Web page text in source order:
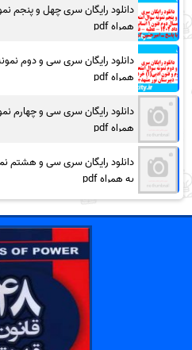
دانلود رایگان سری چهل و پنجم
همراه pdf
دانلود رایگان سری سی و دوم
همراه pdf
دانلود رایگان سری سی و چهارم
همراه pdf
دانلود رایگان سری سی و هشتم
به همراه pdf